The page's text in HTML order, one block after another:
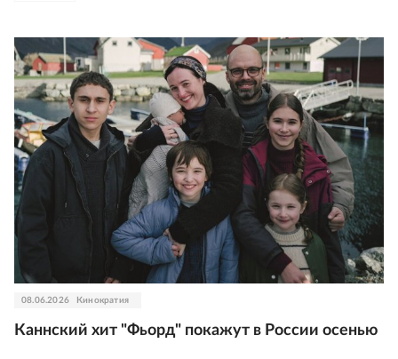
08.06.2026 Кинократия
Каннский хит "Фьорд" покажут в России осенью